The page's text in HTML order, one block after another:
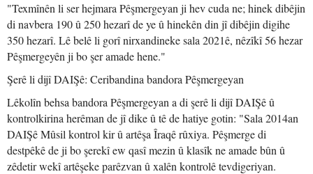
"Texmînên li ser hejmara Pêşmergeyan ji hev cuda ne; hinek dibêjin
di navbera 190 û 250 hezarî de ye û hinekên din jî dibêjin digihe
350 hezarî. Lê belê li gorî nirxandineke sala 2021ê, nêzîkî 56 hezar
Pêşmergeyên ji bo şer amade hene."
Şerê li dijî DAIŞê: Ceribandina bandora Pêşmergeyan
Lêkolîn behsa bandora Pêşmergeyan a di şerê li dijî DAIŞê û
kontrolkirina herêman de jî dike û tê de hatiye gotin: "Sala 2014an
DAIŞê Mûsil kontrol kir û artêşa Îraqê rûxiya. Pêşmerge di
destpêkê de ji bo şerekî ew qasî mezin û klasîk ne amade bûn û
zêdetir wekî artêşeke parêzvan û xalên kontrolê tevdigeriyan.